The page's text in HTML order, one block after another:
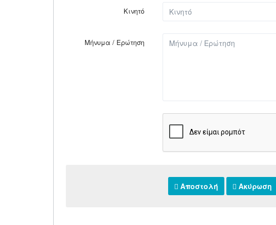
Κινητό
Μήνυμα / Ερώτηση
Αποστολή Ακύρωση